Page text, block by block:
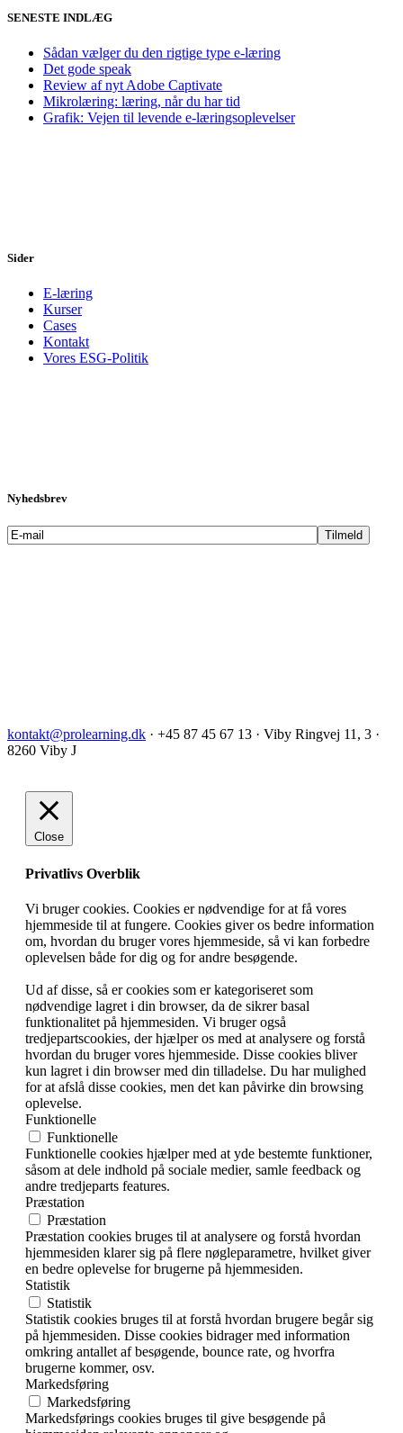
SENESTE INDLÆG
Sådan vælger du den rigtige type e-læring
Det gode speak
Review af nyt Adobe Captivate
Mikrolæring: læring, når du har tid
Grafik: Vejen til levende e-læringsoplevelser
Sider
E-læring
Kurser
Cases
Kontakt
Vores ESG-Politik
Nyhedsbrev
kontakt@prolearning.dk · +45 87 45 67 13 · Viby Ringvej 11, 3 ·
8260 Viby J
Close
Privatlivs Overblik
Vi bruger cookies. Cookies er nødvendige for at få vores
hjemmeside til at fungere. Cookies giver os bedre information
om, hvordan du bruger vores hjemmeside, så vi kan forbedre
oplevelsen både for dig og for andre besøgende.
Ud af disse, så er cookies som er kategoriseret som
nødvendige lagret i din browser, da de sikrer basal
funktionalitet på hjemmesiden. Vi bruger også
tredjepartscookies, der hjælper os med at analysere og forstå
hvordan du bruger vores hjemmeside. Disse cookies bliver
kun lagret i din browser med din tilladelse. Du har mulighed
for at afslå disse cookies, men det kan påvirke din browsing
oplevelse.
Funktionelle
Funktionelle
Funktionelle cookies hjælper med at yde bestemte funktioner,
såsom at dele indhold på sociale medier, samle feedback og
andre tredjeparts features.
Præstation
Præstation
Præstation cookies bruges til at analysere og forstå hvordan
hjemmesiden klarer sig på flere nøgleparametre, hvilket giver
en bedre oplevelse for brugerne på hjemmesiden.
Statistik
Statistik
Statistik cookies bruges til at forstå hvordan brugere begår sig
på hjemmesiden. Disse cookies bidrager med information
omkring antallet af besøgende, bounce rate, og hvorfra
brugerne kommer, osv.
Markedsføring
Markedsføring
Markedsførings cookies bruges til give besøgende på